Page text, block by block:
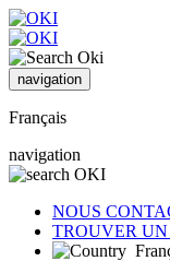
navigation
Français
navigation
NOUS
TROUVER